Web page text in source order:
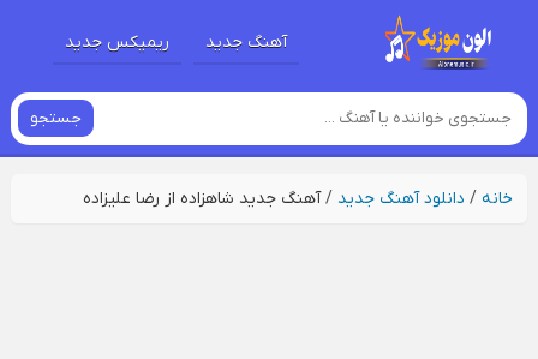
آهنگ جدید ریمیکس جدید
جستجو
خانه/ دانلود آهنگ جدید /آهنگ جدید شاهزاده از رضا علیزاده